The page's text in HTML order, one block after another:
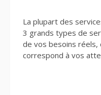
La plupart des
3 grands types de
de vos besoins réels,
correspond à vos